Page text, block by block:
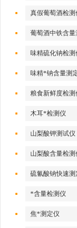
真假葡萄酒检测
葡萄酒中铁含量
味精硫化钠检测
味精*钠含量测
粮食新鲜度检测
木耳*检测仪
山梨酸钾测试仪
山梨酸含量检测
硫氰酸钠快速测
*含量检测仪
焦*测定仪